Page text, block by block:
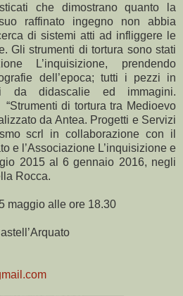
che dimostrano quanto la
raffinato ingegno non abbia
di sistemi atti ad infliggere le
Gli strumenti di tortura sono stati
L’inquisizione, prendendo
dell’epoca; tutti i pezzi in
da didascalie ed immagini.
“Strumenti di tortura tra Medioevo
da Antea. Progetti e Servizi
scrl in collaborazione con il
e l’Associazione L’inquisizione e
2015 al 6 gennaio 2016, negli
Rocca.
maggio alle ore 18.30
IAT Castell’Arquato